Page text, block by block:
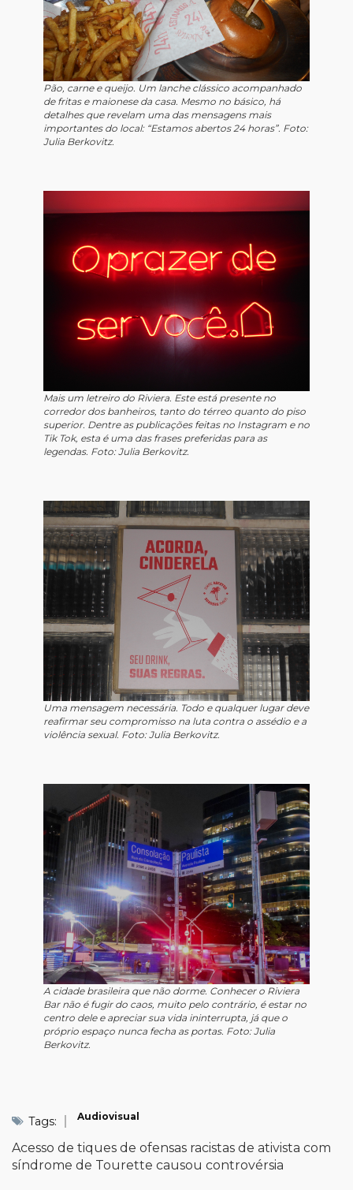
Pão, carne e queijo. Um lanche clássico acompanhado
de fritas e maionese da casa. Mesmo no básico, há
detalhes que revelam uma das mensagens mais
importantes do local: “Estamos abertos 24 horas”. Foto:
Julia Berkovitz.
Mais um letreiro do Riviera. Este está presente no
corredor dos banheiros, tanto do térreo quanto do piso
superior. Dentre as publicações feitas no Instagram e no
Tik Tok, esta é uma das frases preferidas para as
legendas. Foto: Julia Berkovitz.
Uma mensagem necessária. Todo e qualquer lugar deve
reafirmar seu compromisso na luta contra o assédio e a
violência sexual. Foto: Julia Berkovitz.
A cidade brasileira que não dorme. Conhecer o Riviera
Bar não é fugir do caos, muito pelo contrário, é estar no
centro dele e apreciar sua vida ininterrupta, já que o
próprio espaço nunca fecha as portas. Foto: Julia
Berkovitz.
Tags: Audiovisual
Acesso de tiques de ofensas racistas de ativista com
síndrome de Tourette causou controvérsia